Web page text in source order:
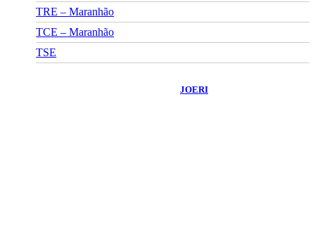
TRE – Maranhão
TCE – Maranhão
TSE
JOERI